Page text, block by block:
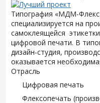
Типография «МДМ-
специализируется на
самоклеящейся
цифровой печати. В
дизайн-студия,
оказывается
Отрасль
Цифровая печать
Флексопечать